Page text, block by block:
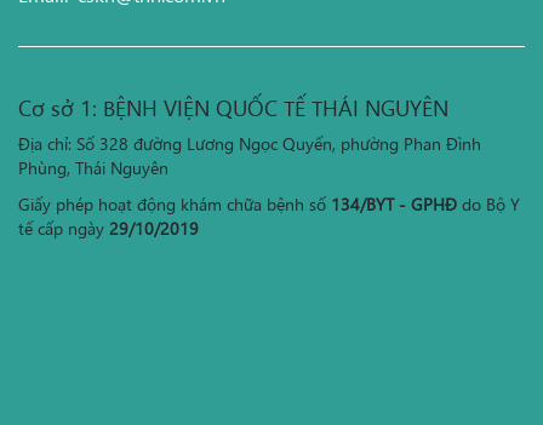
Cơ sở 1: BỆNH VIỆN QUỐC TẾ THÁI NGUYÊN
Địa chỉ: Số 328 đường Lương Ngọc Quyến, phường Phan Đình
Phùng, Thái Nguyên
Giấy phép hoạt động khám chữa bệnh số 134/BYT - GPHĐ do Bộ Y
tế cấp ngày 29/10/2019